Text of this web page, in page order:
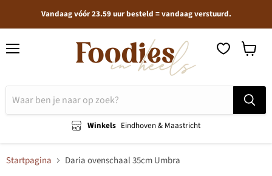
Vandaag vóór 23.59 uur besteld = vandaag verstuurd.
Winkels Eindhoven & Maastricht
Startpagina Daria ovenschaal 35cm Umbra